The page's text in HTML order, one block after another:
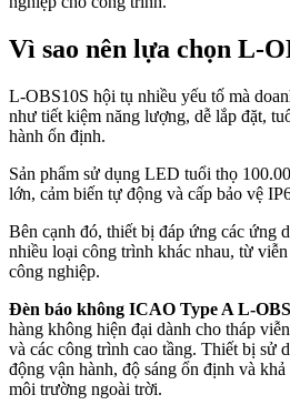
Vì sao nên lựa chọn L-
L-OBS10S hội tụ nhiều yếu tố mà
như tiết kiệm năng lượng, dễ lắp đặt,
hành ổn định.
Sản phẩm sử dụng LED tuổi thọ
lớn, cảm biến tự động và cấp bảo vệ
Bên cạnh đó, thiết bị đáp ứng các ứng
nhiều loại công trình khác nhau, từ
công nghiệp.
Đèn báo không ICAO Type A L-
hàng không hiện đại dành cho tháp
và các công trình cao tầng. Thiết bị sử
động vận hành, độ sáng ổn định và
môi trường ngoài trời.